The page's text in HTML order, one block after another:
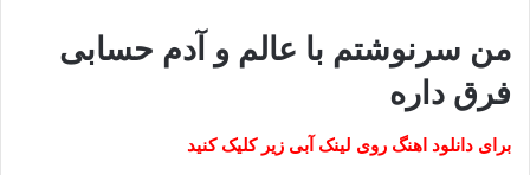
من سرنوشتم با عالم و آدم حسابی
فرق داره
برای دانلود اهنگ روی لینک آبی زیر کلیک کنید